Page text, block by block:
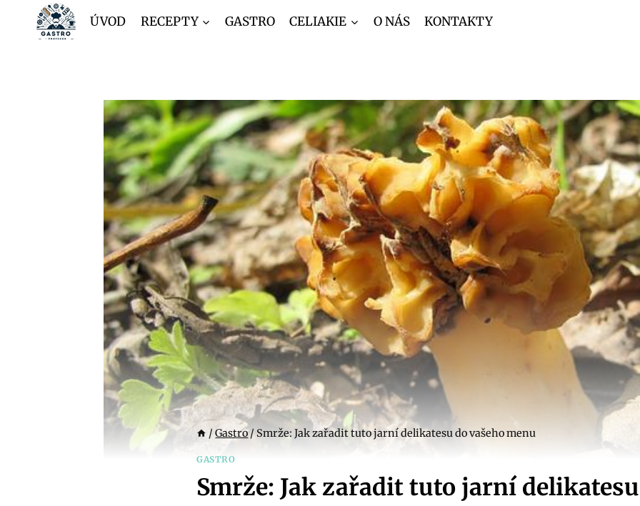
Přeskočit
ÚVOD RECEPTY GASTRO CELIAKIE O NÁS KONTAKTY
/ Gastro /Smrže: Jak zařadit tuto jarní delikatesu do vašeho menu
GASTRO
Smrže: Jak zařadit tuto jarní